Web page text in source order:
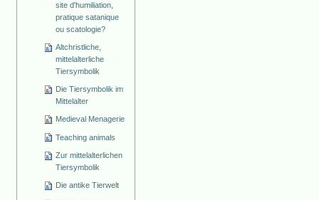
site d'humiliation,
pratique satanique
ou scatologie?
Altchristliche,
mittelalterliche
Tiersymbolik
Die Tiersymbolik im
Mittelalter
Medieval Menagerie
Teaching animals
Zur mittelalterlichen
Tiersymbolik
Die antike Tierwelt